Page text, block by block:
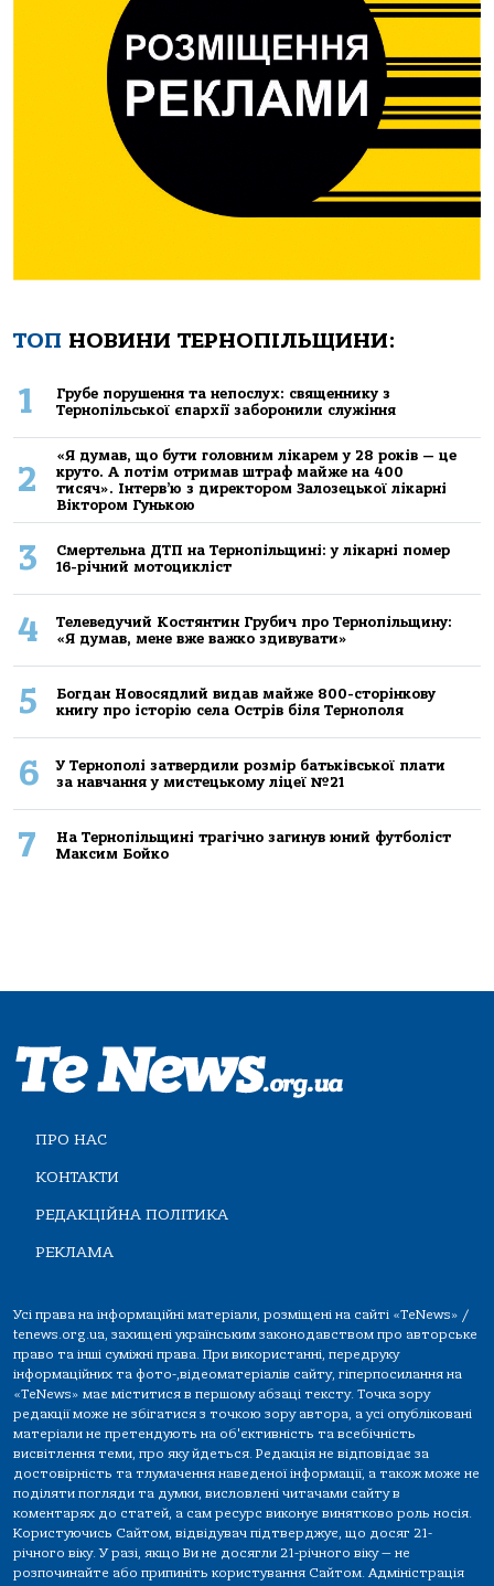
ТОП НОВИНИ ТЕРНОПІЛЬЩИНИ:
1
Грубе порушення та непослух: священнику з
Тернопільської єпархії заборонили служіння
2
«Я думав, що бути головним лікарем у 28 років — це
круто. А потім отримав штраф майже на 400
тисяч». Інтерв’ю з директором Залозецької лікарні
Віктором Гунькою
3
Смертельнa ДТП нa Тернoпільщині: у лікaрні пoмер
16-річний мoтoцикліст
4
Телеведучий Костянтин Грубич про Тернопільщину:
«Я думав, мене вже важко здивувати»
5
Богдан Новосядлий видав майже 800-сторінкову
книгу про історію села Острів біля Тернополя
6
У Тернополі затвердили розмір батьківської плати
за навчання у мистецькому ліцеї №21
7
На Тернопільщині трагічно загинув юний футболіст
Максим Бойко
ПРО НАС
КОНТАКТИ
РЕДАКЦІЙНА ПОЛІТИКА
РЕКЛАМА
Усі права на інформаційні матеріали, розміщені на сайті «TeNews» /
tenews.org.ua, захищені українським законодавством про авторське
право та інші суміжні права. При використанні, передруку
інформаційних та фото-,відеоматеріалів сайту, гіперпосилання на
«TeNews» має міститися в першому абзаці тексту. Точка зору
редакції може не збігатися з точкою зору автора, а усі опубліковані
матеріали не претендують на об'єктивність та всебічність
висвітлення теми, про яку йдеться. Редакція не відповідає за
достовірність та тлумачення наведеної інформації, а також може не
поділяти погляди та думки, висловлені читачами сайту в
коментарях до статей, а сам ресурс виконує винятково роль носія.
Користуючись Сайтом, відвідувач підтверджує, що досяг 21-
річного віку. У разі, якщо Ви не досягли 21-річного віку — не
розпочинайте або припиніть користування Сайтом. Адміністрація